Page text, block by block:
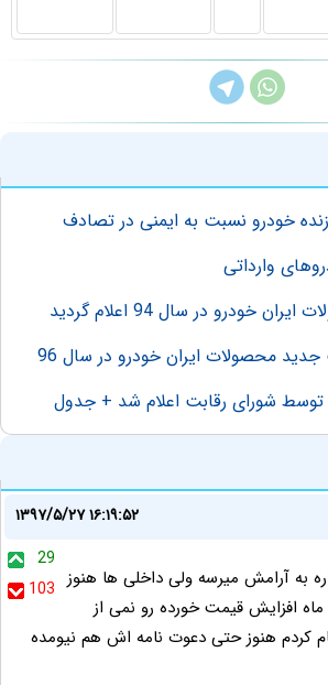
خودرو نسبت به ایمنی در تصادف
وارداتی
خودرو در سال 94 اعلام گردید
محصولات ایران خودرو در سال 96
شورای رقابت اعلام شد + جدول
۱۳۹۷/۵/۲۷ ۱۶:۱۹:۵۲
29
103 به آرامش میرسه ولی داخلی ها هنوز
افزایش قیمت خورده رو نمی از
کردم هنوز حتی دعوت نامه اش هم نیومده